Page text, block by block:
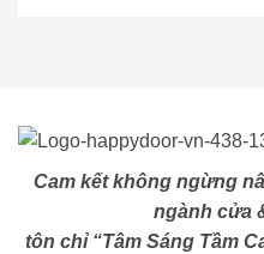
Cam kết không ngừng
ngành cửa
tôn chỉ “Tâm Sáng Tầm